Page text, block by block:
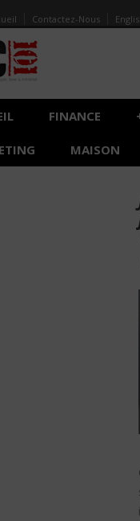
Contactez-Nous
FINANCE
MAISON